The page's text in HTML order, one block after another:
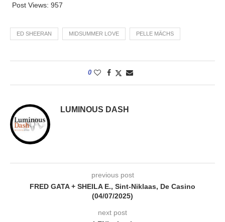
Post Views: 957
ED SHEERAN MIDSUMMER LOVE PELLE MÄCHS
0
LUMINOUS DASH
previous post
FRED GATA + SHEILA E., Sint-Niklaas, De Casino
(04/07/2025)
next post